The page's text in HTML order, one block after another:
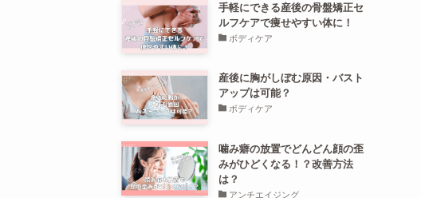
手軽にできる産後の骨盤矯正セ
ルフケアで痩せやすい体に！
ボディケア
産後に胸がしぼむ原因・バスト
アップは可能？
ボディケア
噛み癖の放置でどんどん顔の歪
みがひどくなる！？改善方法
は？
アンチエイジング